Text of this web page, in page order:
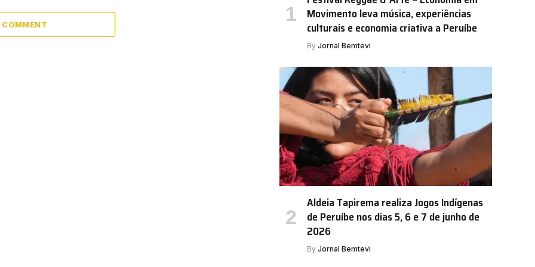
COMMENT
Movimento leva música, experiências
culturais e economia criativa a Peruíbe
By Jornal Bemtevi
Aldeia Tapirema realiza Jogos Indígenas
de Peruíbe nos dias 5, 6 e 7 de junho de
2026
By Jornal Bemtevi